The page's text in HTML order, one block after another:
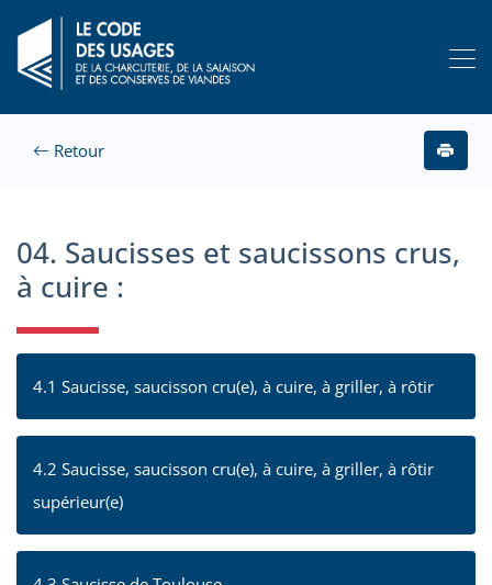
Retour
04. Saucisses et saucissons crus,
à cuire :
4.1 Saucisse, saucisson cru(e), à cuire, à griller, à rôtir
4.2 Saucisse, saucisson cru(e), à cuire, à griller, à rôtir
supérieur(e)